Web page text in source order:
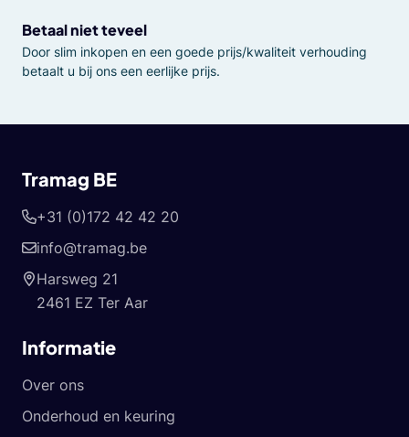
Betaal niet teveel
Door slim inkopen en een goede prijs/kwaliteit verhouding
betaalt u bij ons een eerlijke prijs.
Tramag BE
+31 (0)172 42 42 20
info@tramag.be
Harsweg 21
2461 EZ Ter Aar
Informatie
Over ons
Onderhoud en keuring